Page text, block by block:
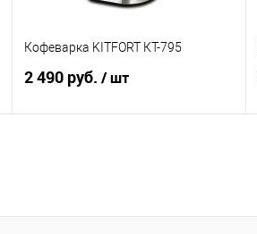
Кофеварка KITFORT КТ-795
2 490 руб. / шт
В избранное
В наличии